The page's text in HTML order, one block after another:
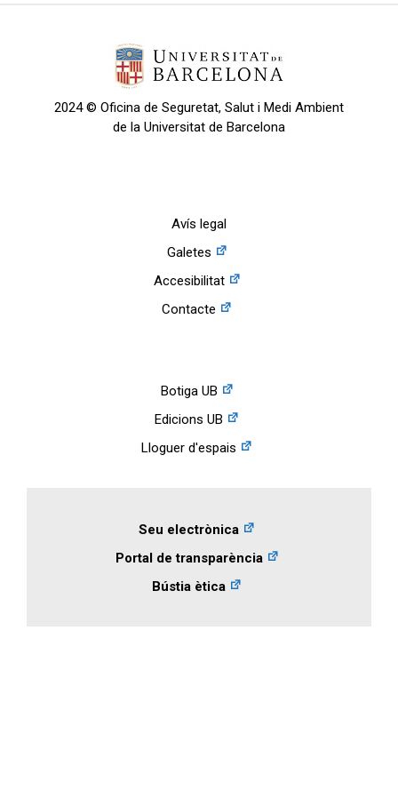
2024 © Oficina de Seguretat, Salut i Medi Ambient
de la Universitat de Barcelona
Avís legal
Galetes
Accesibilitat
Contacte
Botiga UB
Edicions UB
Lloguer d'espais
Seu electrònica
Portal de transparència
Bústia ètica